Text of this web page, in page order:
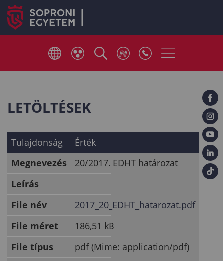
LETÖLTÉSEK
Tulajdonság
Érték
Megnevezés
20/2017. EDHT határozat
Leírás
File név
2017_20_EDHT_hatarozat.pdf
File méret
186,51 kB
File típus
pdf (Mime: application/pdf)